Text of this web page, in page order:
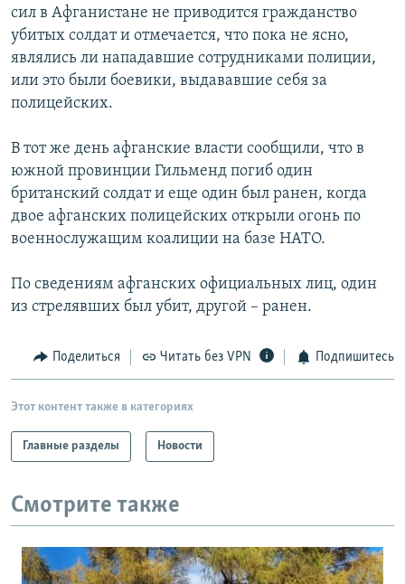
РАСПИСАНИЕ ВЕЩАНИЯ
ПОДПИШИТЕСЬ НА РАССЫЛКУ
СОЦИАЛЬНЫЕ СЕТИ
Все сайты РСЕ/РС
сил в Афганистане не приводится гражданство
убитых солдат и отмечается, что пока не ясно,
являлись ли нападавшие сотрудниками полиции,
или это были боевики, выдававшие себя за
полицейских.
В тот же день афганские власти сообщили, что в
южной провинции Гильменд погиб один
британский солдат и еще один был ранен, когда
двое афганских полицейских открыли огонь по
военнослужащим коалиции на базе НАТО.
По сведениям афганских официальных лиц, один
из стрелявших был убит, другой – ранен.
Поделиться Читать без VPN Подпишитесь
Этот контент также в категориях
Главные разделы Новости
Смотрите также